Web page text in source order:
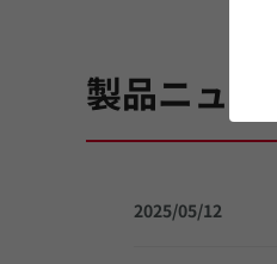
製品ニュース
2025/05/12